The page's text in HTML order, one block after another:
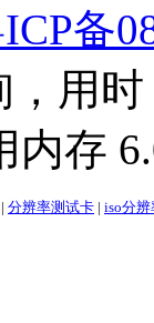
备
用
内存
| 分辨率测试卡 | iso分